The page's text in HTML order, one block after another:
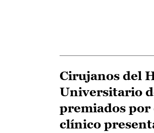
Cirujanos del
Universitario
premiados por
clínico